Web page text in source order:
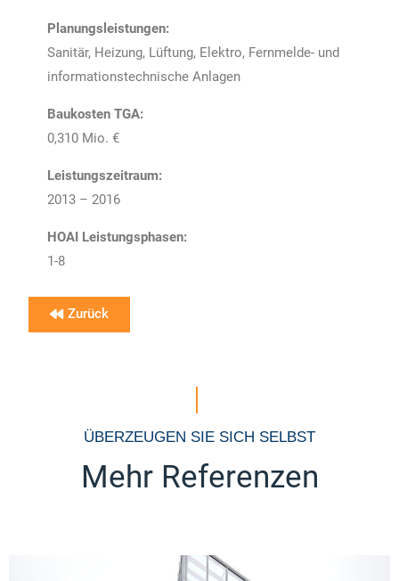
Planungsleistungen:
Sanitär, Heizung, Lüftung, Elektro, Fernmelde- und
informationstechnische Anlagen
Baukosten TGA:
0,310 Mio. €
Leistungszeitraum:
2013 – 2016
HOAI Leistungsphasen:
1-8
Zurück
ÜBERZEUGEN SIE SICH SELBST
Mehr Referenzen